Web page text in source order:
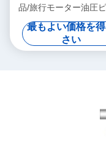
品/旅行モーター油圧
ン・ポンプは分け
最もよい価格を
さい